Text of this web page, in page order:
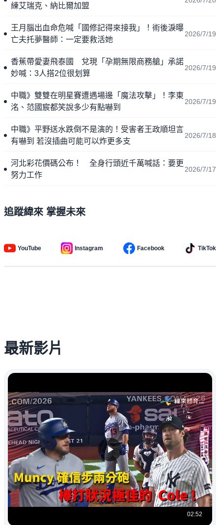
練艾瑞克、納比爾加盟
王月腦出血命危喊「國修記得來接我」！術後淚曝
亡夫托夢醫師：一定要救活她
2026/7/19
香蕉帶愛妻飛泰國 兌現「孕期無限商務艙」承諾
妙喊：3人搭2位很划算
2026/7/19
中職》雙雙在明星賽遭遇場邊「魔法攻擊」！李東
洺、范國宸都笑說多少有點嚇到
2026/7/19
中職》平野送水跌倒不是演的！受害者王政順坦言
有嚇到 若沒插曲可能可以炸更多支
2026/7/18
河北彩花價碼公布！ 全身行頭近千萬喊話：要更
努力工作
2026/7/17
追蹤緯來 掌握未來
YouTube Instagram Facebook TikTok
最新影片
02:52